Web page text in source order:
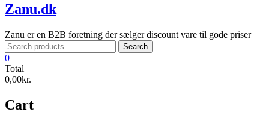
Zanu.dk
Zanu er en B2B foretning der sælger discount vare til gode priser
Search
for:
Search
0
Total
0,00kr.
Cart